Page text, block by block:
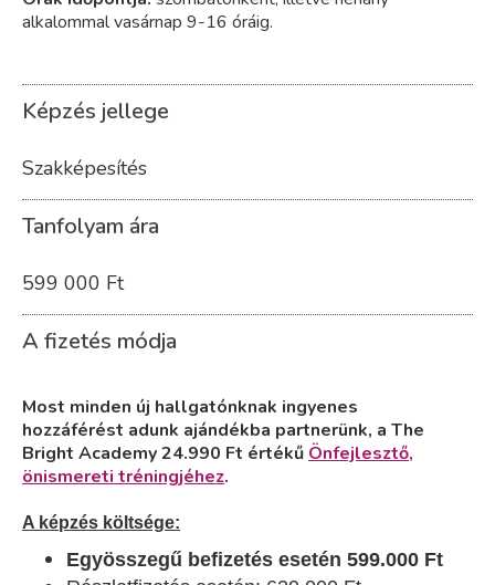
alkalommal vasárnap 9-16 óráig.
Képzés jellege
Szakképesítés
Tanfolyam ára
599 000 Ft
A fizetés módja
Most minden új hallgatónknak ingyenes
hozzáférést adunk ajándékba partnerünk, a The
Bright Academy 24.990 Ft értékűÖnfejlesztő,
önismereti tréningjéhez.
A képzés költsége:
Egyösszegű befizetés esetén 599.000 Ft